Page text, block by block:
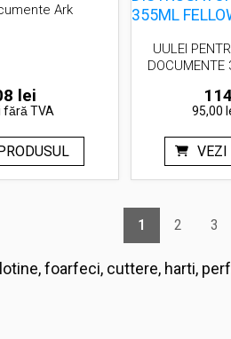
Ark
lei
fără TVA
UULEI
DOCUMENTE
95,00
VEZI
1 2 3
foarfeci, cuttere, harti,